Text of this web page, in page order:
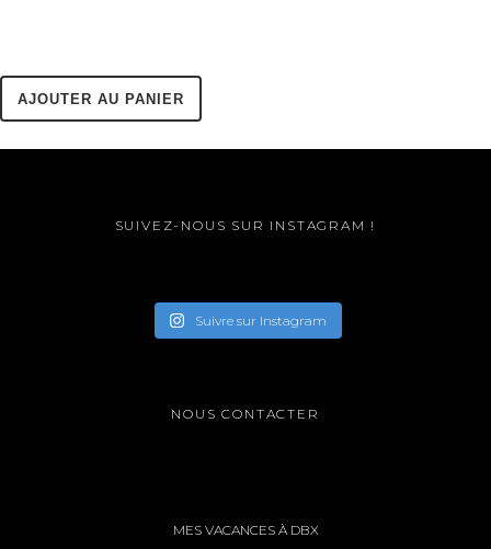
AJOUTER AU PANIER
SUIVEZ-NOUS SUR INSTAGRAM !
Suivre sur Instagram
NOUS CONTACTER
MES VACANCES À DBX